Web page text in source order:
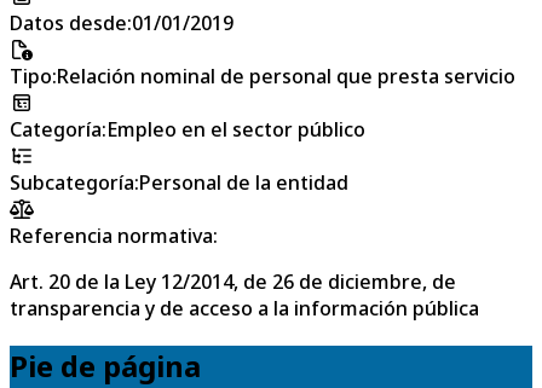
Datos desde:01/01/2019
Tipo:Relación nominal de personal que presta servicio
Categoría:Empleo en el sector público
Subcategoría:Personal de la entidad
Referencia normativa:
Art. 20 de la Ley 12/2014, de 26 de diciembre, de
transparencia y de acceso a la información pública
Pie de página